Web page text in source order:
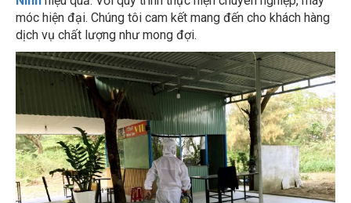
móc hiện đại. Chúng tôi cam kết mang đến cho khách hàng
dịch vụ chất lượng như mong đợi.